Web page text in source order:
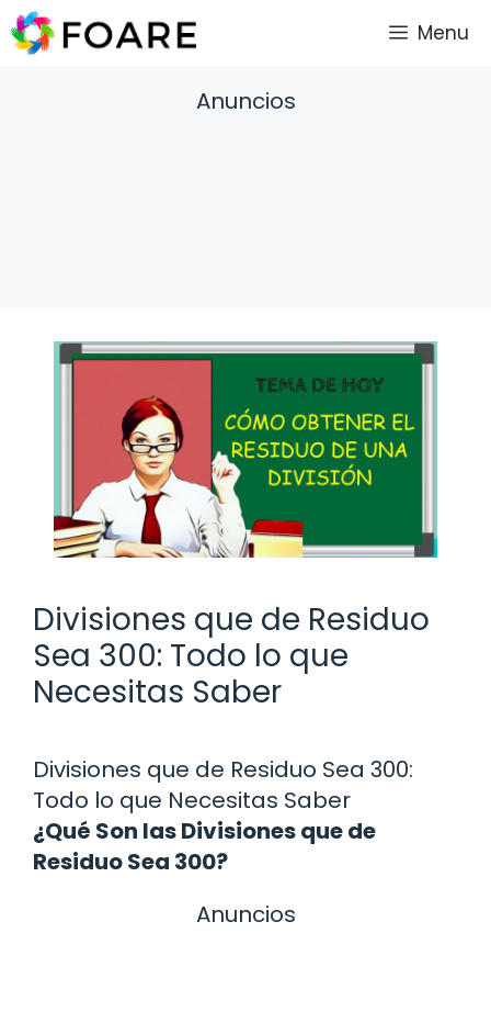
Saltar
al
Menu
Anuncios
Divisiones que de Residuo
Sea 300: Todo lo que
Necesitas Saber
Divisiones que de Residuo Sea 300:
Todo lo que Necesitas Saber
¿Qué Son las Divisiones que de
Residuo Sea 300?
Anuncios